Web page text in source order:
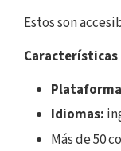
Estos son
Características
Idiomas:
Más de 50